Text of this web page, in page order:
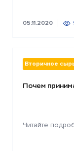
05.11.2020
Вторичное
Почем
Читайте